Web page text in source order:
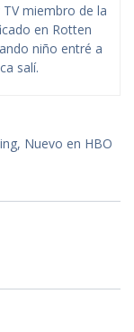
miembro de la
en Rotten
niño entré a
salí.
, Nuevo en HBO